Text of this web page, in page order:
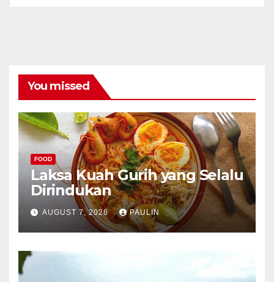
You missed
FOOD
Laksa Kuah Gurih yang Selalu
Dirindukan
AUGUST 7, 2026 PAULIN